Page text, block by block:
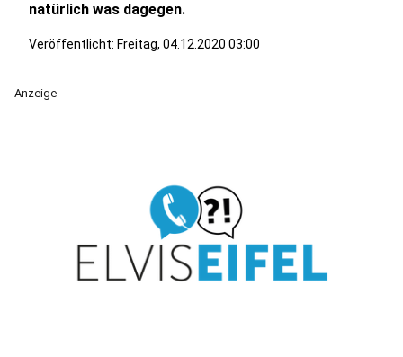
natürlich was dagegen.
Veröffentlicht: Freitag, 04.12.2020 03:00
Anzeige